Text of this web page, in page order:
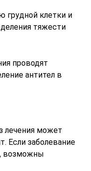
грудной клетки и
тяжести
проводят
антител в
лечения может
Если заболевание
возможны